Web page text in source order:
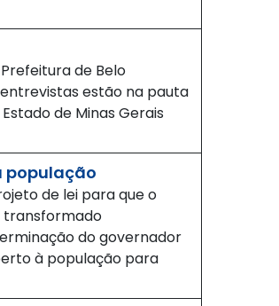
de Belo
entrevistas estão na pauta
de Minas Gerais
população
de lei para que o
transformado
do governador
à população para